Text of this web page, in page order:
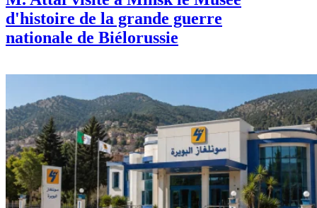
d'histoire de la grande guerre
nationale de Biélorussie